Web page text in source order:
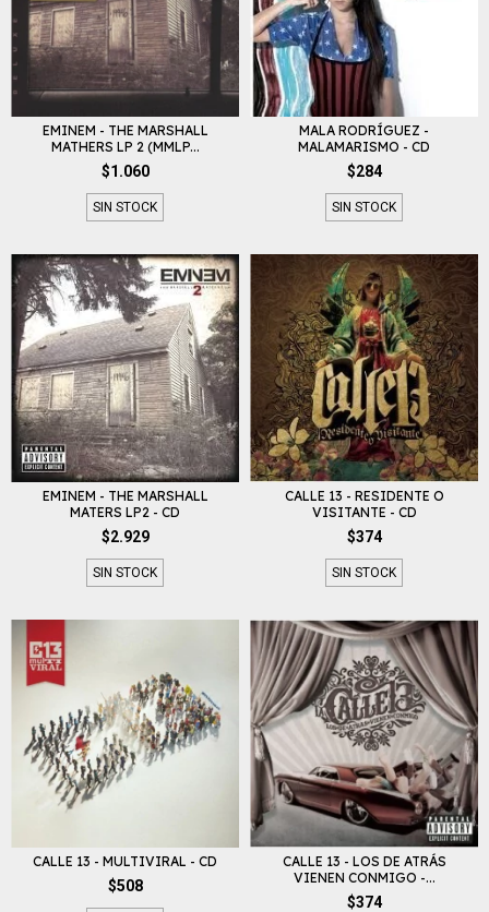
EMINEM - THE MARSHALL
MATHERS LP 2 (MMLP...
$1.060
SIN STOCK
MALA RODRÍGUEZ -
MALAMARISMO - CD
$284
SIN STOCK
EMINEM - THE MARSHALL
MATERS LP2 - CD
$2.929
SIN STOCK
CALLE 13 - RESIDENTE O
VISITANTE - CD
$374
SIN STOCK
CALLE 13 - MULTIVIRAL - CD
$508
CALLE 13 - LOS DE ATRÁS
VIENEN CONMIGO -...
$374